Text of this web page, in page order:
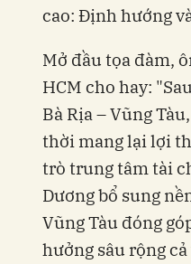
cao: Định hướng
Mở đầu tọa đàm,
HCM cho hay:
Bà Rịa – Vũng
thời mang lại lợi
trò trung tâm tài
Dương bổ sung
Vũng Tàu đóng
hưởng sâu rộng